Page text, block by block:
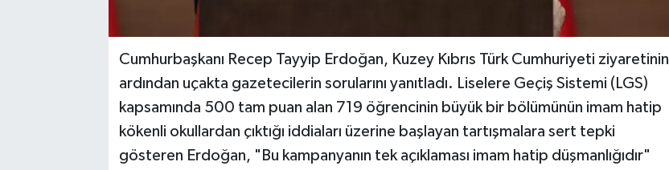
Cumhurbaşkanı Recep Tayyip Erdoğan, Kuzey Kıbrıs Türk Cumhuriyeti ziyaretinin
ardından uçakta gazetecilerin sorularını yanıtladı. Liselere Geçiş Sistemi (LGS)
kapsamında 500 tam puan alan 719 öğrencinin büyük bir bölümünün imam hatip
kökenli okullardan çıktığı iddiaları üzerine başlayan tartışmalara sert tepki
gösteren Erdoğan, "Bu kampanyanın tek açıklaması imam hatip düşmanlığıdır"